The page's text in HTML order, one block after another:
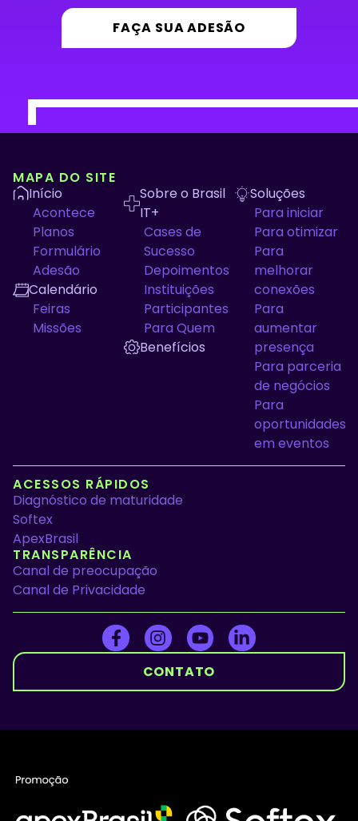
FAÇA SUA ADESÃO
MAPA DO SITE
Início
Acontece
Planos
Formulário
Adesão
Calendário
Feiras
Missões
Sobre o Brasil
IT+
Cases de
Sucesso
Depoimentos
Instituições
Participantes
Para Quem
Benefícios
Soluções
Para iniciar
Para otimizar
Para
melhorar
conexões
Para
aumentar
presença
Para parceria
de negócios
Para
oportunidades
em eventos
ACESSOS RÁPIDOS
Diagnóstico de maturidade
Softex
ApexBrasil
TRANSPARÊNCIA
Canal de preocupação
Canal de Privacidade
CONTATO